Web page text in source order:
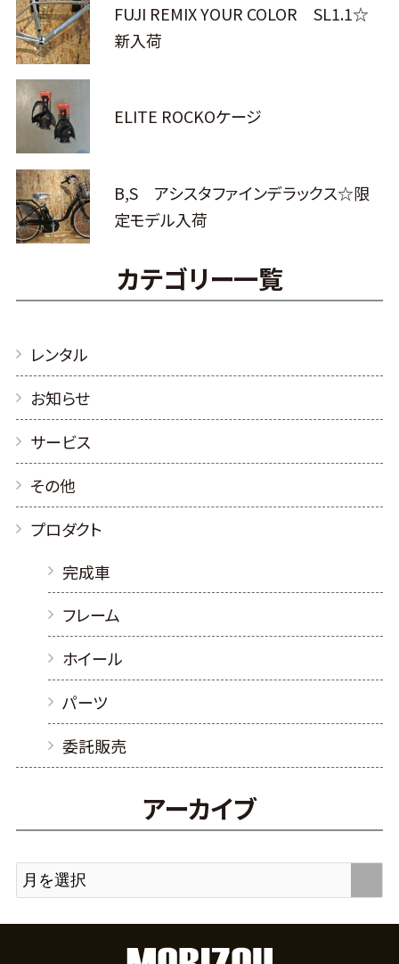
FUJI REMIX YOUR COLOR SL1.1☆
新入荷
ELITE ROCKOケージ
B,S アシスタファインデラックス☆限
定モデル入荷
カテゴリー一覧
レンタル
お知らせ
サービス
その他
プロダクト
完成車
フレーム
ホイール
パーツ
委託販売
アーカイブ